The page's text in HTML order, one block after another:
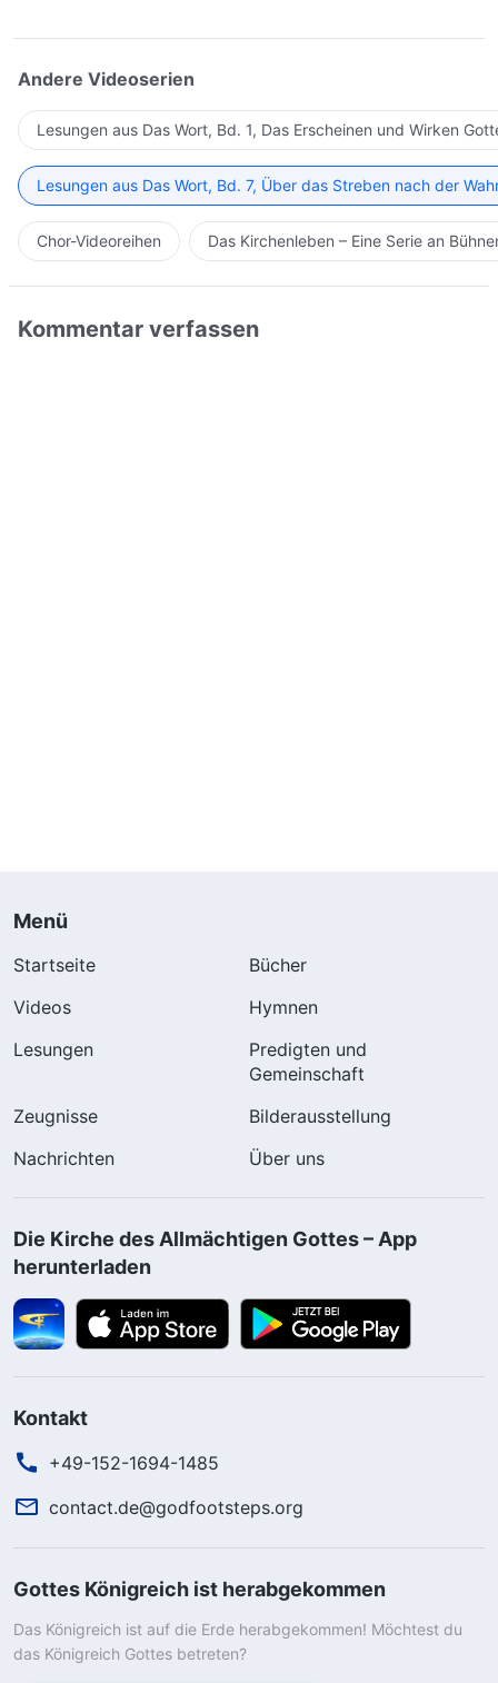
Andere Videoserien
Lesungen aus Das Wort, Bd. 1, Das Erscheinen und Wirken
Lesungen aus Das Wort, Bd. 7, Über das Streben nach der
Chor-Videoreihen Das Kirchenleben – Eine Serie an
Kommentar verfassen
Menü
Startseite
Bücher
Videos
Hymnen
Lesungen
Predigten und
Gemeinschaft
Zeugnisse
Bilderausstellung
Nachrichten
Über uns
Die Kirche des Allmächtigen Gottes – App
herunterladen
Kontakt
+49-152-1694-1485
contact.de@godfootsteps.org
Gottes Königreich ist herabgekommen
Das Königreich ist auf die Erde herabgekommen! Möchtest du
das Königreich Gottes betreten?